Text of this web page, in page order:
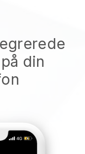
din